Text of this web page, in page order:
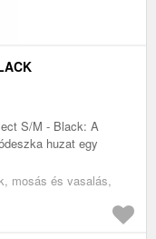
S/M - Black: A
huzat egy
mosás és vasalás,